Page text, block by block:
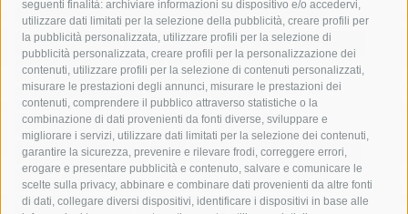
seguenti finalità: archiviare informazioni su dispositivo e/o accedervi,
utilizzare dati limitati per la selezione della pubblicità, creare profili per
la pubblicità personalizzata, utilizzare profili per la selezione di
pubblicità personalizzata, creare profili per la personalizzazione dei
contenuti, utilizzare profili per la selezione di contenuti personalizzati,
misurare le prestazioni degli annunci, misurare le prestazioni dei
contenuti, comprendere il pubblico attraverso statistiche o la
combinazione di dati provenienti da fonti diverse, sviluppare e
migliorare i servizi, utilizzare dati limitati per la selezione dei contenuti,
garantire la sicurezza, prevenire e rilevare frodi, correggere errori,
erogare e presentare pubblicità e contenuto, salvare e comunicare le
scelte sulla privacy, abbinare e combinare dati provenienti da altre fonti
di dati, collegare diversi dispositivi, identificare i dispositivi in base alle
area marina protetta di punta campanella
arresto
Asl Napoli 3 sud
capitaneria di porto capri
carabinieri
castellammare di stabia
circumvesuviana
comune di sorrento
concerto
contagi
costiera amalfitana
covid-19 eav
elezioni
fondazione sorrento
gori guardia costiera
incidente
lavori
lorenzo balducelli mare
massa lubrense
massimo coppola
Meta napoli ordinanza